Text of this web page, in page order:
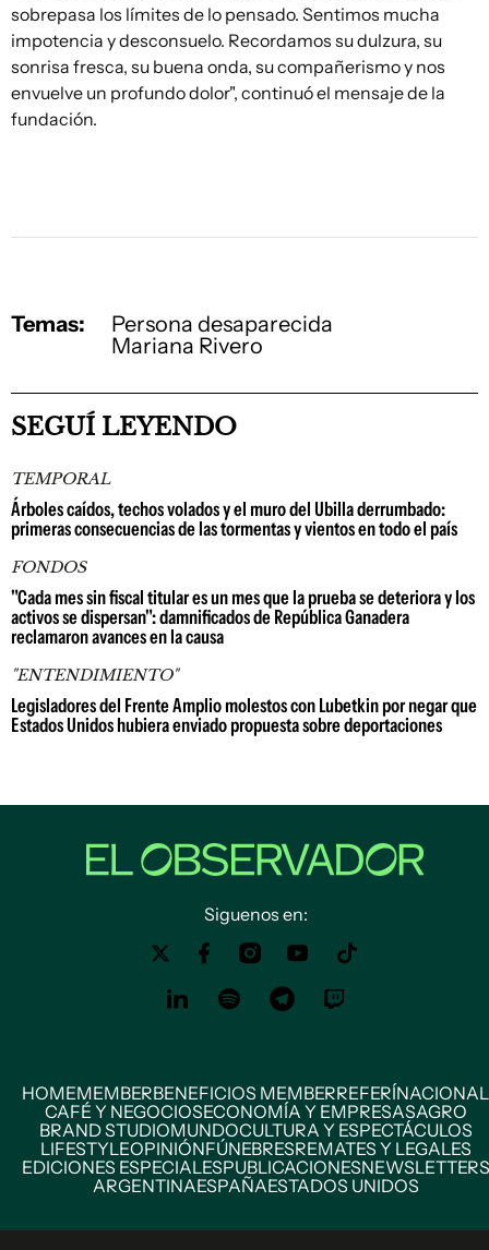
sobrepasa los límites de lo pensado. Sentimos mucha
impotencia y desconsuelo. Recordamos su dulzura, su
sonrisa fresca, su buena onda, su compañerismo y nos
envuelve un profundo dolor", continuó el mensaje de la
fundación.
Temas:
Persona desaparecida
Mariana Rivero
SEGUÍ LEYENDO
TEMPORAL
Árboles caídos, techos volados y el muro del Ubilla derrumbado:
primeras consecuencias de las tormentas y vientos en todo el país
FONDOS
"Cada mes sin fiscal titular es un mes que la prueba se deteriora y los
activos se dispersan": damnificados de República Ganadera
reclamaron avances en la causa
"ENTENDIMIENTO"
Legisladores del Frente Amplio molestos con Lubetkin por negar que
Estados Unidos hubiera enviado propuesta sobre deportaciones
Siguenos en:
HOMEMEMBERBENEFICIOS MEMBERREFERÍNACIONAL
CAFÉ Y NEGOCIOSECONOMÍA Y EMPRESASAGRO
BRAND STUDIOMUNDOCULTURA Y ESPECTÁCULOS
LIFESTYLEOPINIÓNFÚNEBRESREMATES Y LEGALES
EDICIONES ESPECIALESPUBLICACIONESNEWSLETTERS
ARGENTINAESPAÑAESTADOS UNIDOS